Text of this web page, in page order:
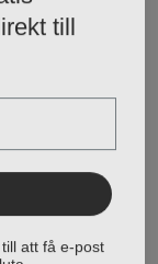
till
att få e-post